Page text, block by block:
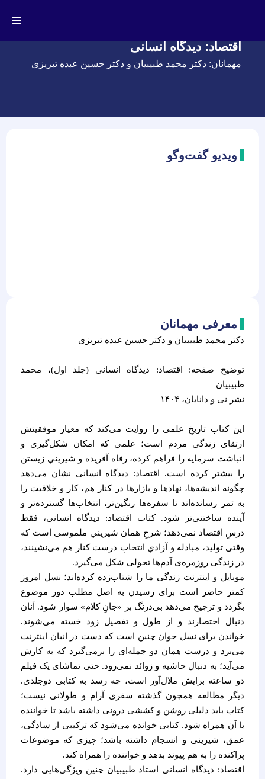
اقتصاد: دیدگاه انسانی
مهمانان: دکتر محمد طبیبیان و دکتر حسین عبده تبریزی
ویدیو گفت‌وگو
معرفی مهمانان
دکتر محمد طبیبیان و دکتر حسین عبده تبریزی
توضیح صفحه: اقتصاد: دیدگاه انسانی (جلد اول)، محمد
طبیبیان
نشر نی و دانایان، ۱۴۰۴
این کتاب تاریخِ علمی را روایت می‌کند که معیار موفقیتش
ارتقای زندگی مردم است؛ علمی که امکان شکل‌گیری و
انباشت سرمایه را فراهم کرده، رفاه آفریده و شیرینیِ زیستن
را بیشتر کرده است. اقتصاد: دیدگاه انسانی نشان می‌دهد
چگونه اندیشه‌ها، نهادها و بازارها در کنار هم، کار و خلاقیت را
به ثمر رسانده‌اند تا سفره‌ها رنگین‌تر، انتخاب‌ها گسترده‌تر و
آینده ‌ساختنی‌تر شود. کتاب اقتصاد: دیدگاه انسانی، فقط
درسِ اقتصاد نمی‌دهد؛ شرحِ همان شیرینیِ ملموسی است که
وقتی تولید، مبادله و آزادیِ انتخابِ درست کنار هم می‌نشینند،
در زندگی روزمره‌ی آدم‌ها تحولی شکل می‌گیرد.
موبایل و اینترنت زندگی ما را شتاب‌زده کرده‌اند؛ نسل امروز
کمتر حاضر است برای رسیدن به اصل مطلب دور موضوع
بگردد و ترجیح می‌دهد بی‌درنگ بر «جانِ کلام» سوار شود. آنان
دنبال اختصارند و از طول و تفصیل زود خسته می‌شوند.
خواندن برای نسل جوان چنین است که دست در انبان اینترنت
می‌برد و درست همان دو جمله‌ای را برمی‌گیرد که به کارش
می‌آید؛ به دنبال حاشیه و زوائد نمی‌رود. حتی تماشای یک فیلم
دو ساعته برایش ملال‌آور است، چه رسد به کتابی دوجلدی.
دیگر مطالعه همچون گذشته سفری آرام و طولانی نیست؛
کتاب باید دلیلی روشن و کششی درونی داشته باشد تا خواننده
با آن همراه شود. کتابی خوانده می‌شود که ترکیبی از سادگی،
عمق، شیرینی و انسجام داشته باشد؛ چیزی که موضوعات
پراکنده را به هم پیوند بدهد و خواننده را همراه کند.
اقتصاد: دیدگاه انسانی استاد طبیبیان چنین ویژگی‌هایی دارد.